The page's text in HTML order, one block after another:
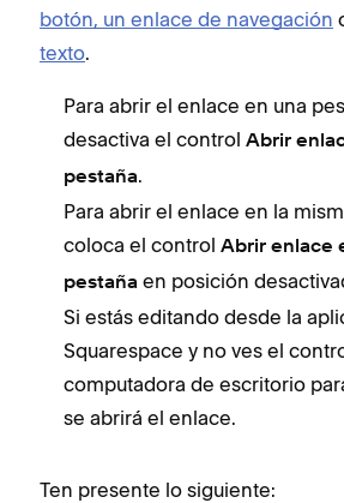
botón, un enlace de navegación
texto.
Para abrir el enlace en una
desactiva el control Abrir
pestaña.
Para abrir el enlace en la
coloca el control Abrir enlace
pestaña en posición
Si estás editando desde la
Squarespace y no ves el
computadora de escritorio
se abrirá el enlace.
Ten presente lo siguiente: